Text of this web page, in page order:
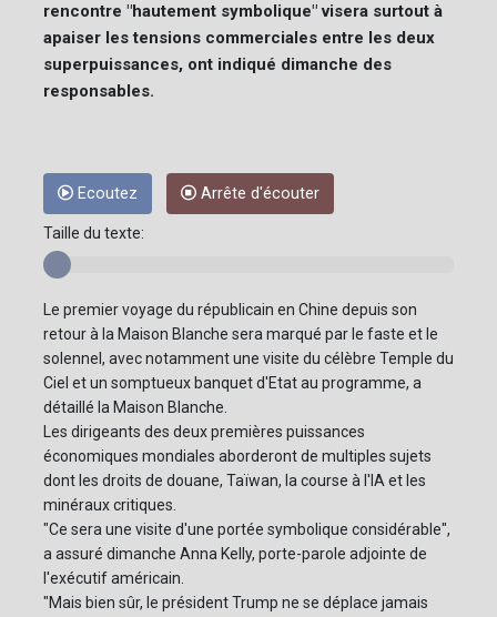
rencontre "hautement symbolique" visera surtout à
apaiser les tensions commerciales entre les deux
superpuissances, ont indiqué dimanche des
responsables.
Ecoutez Arrête d'écouter
Taille du texte:
Le premier voyage du républicain en Chine depuis son
retour à la Maison Blanche sera marqué par le faste et le
solennel, avec notamment une visite du célèbre Temple du
Ciel et un somptueux banquet d'Etat au programme, a
détaillé la Maison Blanche.
Les dirigeants des deux premières puissances
économiques mondiales aborderont de multiples sujets
dont les droits de douane, Taïwan, la course à l'IA et les
minéraux critiques.
"Ce sera une visite d'une portée symbolique considérable",
a assuré dimanche Anna Kelly, porte-parole adjointe de
l'exécutif américain.
"Mais bien sûr, le président Trump ne se déplace jamais